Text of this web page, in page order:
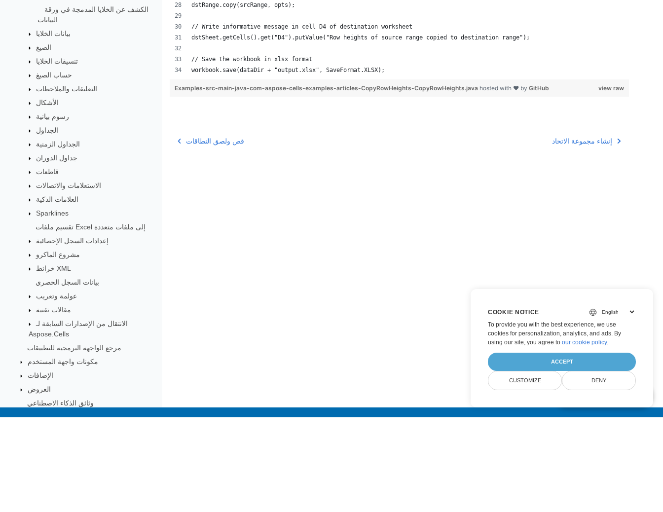
الكشف عن الخلايا المدمجة في ورقة
البيانات
بيانات الخلايا
الصيغ
تنسيقات الخلايا
حساب الصيغ
التعليقات والملاحظات
الأشكال
رسوم بيانية
الجداول
الجداول الزمنية
جداول الدوران
قاطعات
الاستعلامات والاتصالات
العلامات الذكية
Sparklines
تقسيم ملفات Excel إلى ملفات متعددة
إعدادات السجل الإحصائية
مشروع الماكرو
خرائط XML
بيانات السجل الحصري
عولمة وتعريب
مقالات تقنية
الانتقال من الإصدارات السابقة لـ
Aspose.Cells
مرجع الواجهة البرمجية للتطبيقات
مكونات واجهة المستخدم
الإضافات
العروض
وثائق الذكاء الاصطناعي
dstRange.copy(srcRange, opts);
// Write informative message in cell D4 of destination worksheet
dstSheet.getCells().get("D4").putValue("Row heights of source range copied to destination range");
// Save the workbook in xlsx format
workbook.save(dataDir + "output.xlsx", SaveFormat.XLSX);
view raw
Examples-src-main-java-com-aspose-cells-examples-articles-CopyRowHeights-CopyRowHeights.java hosted with ❤ by GitHub
قص ولصق النطاقات إنشاء مجموعة الاتحاد
COOKIE NOTICE
To provide you with the best experience, we use
cookies for personalization, analytics, and ads. By
using our site, you agree to our cookie policy.
ACCEPT
CUSTOMIZE DENY